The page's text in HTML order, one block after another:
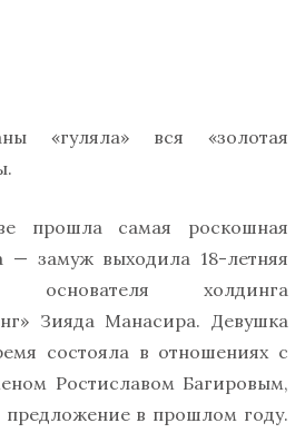
«гуляла» вся «золотая
прошла самая роскошная
— замуж выходила 18-летняя
холдинга
Зияда Манасира. Девушка
состояла в отношениях с
Ростиславом Багировым,
предложение в прошлом году.